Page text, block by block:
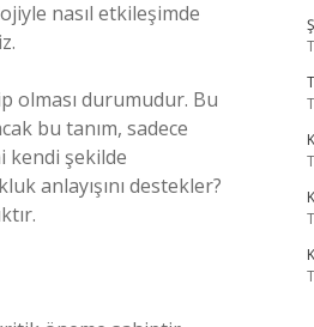
nasıl etkileşimde
olması durumudur. Bu
bu tanım, sadece
kendi şekilde
anlayışını destekler?